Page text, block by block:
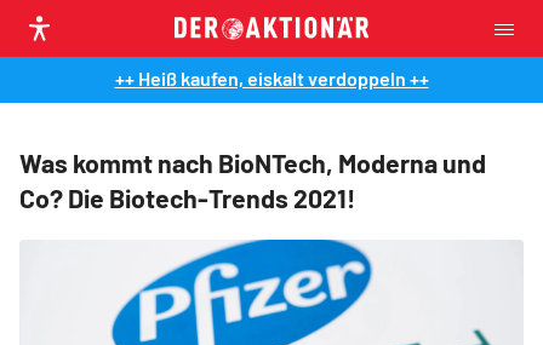
++ Heiß kaufen, eiskalt verdoppeln ++
Was kommt nach BioNTech, Moderna und
Co? Die Biotech-Trends 2021!